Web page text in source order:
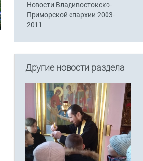
Новости Владивостокско-
Приморской епархии 2003-
2011
Другие новости раздела